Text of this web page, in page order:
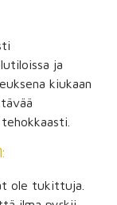
ja
kiukaan
ole tukittuja.